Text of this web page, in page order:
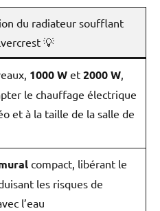
du radiateur soufflant
💡
1000 W et 2000 W,
le chauffage électrique
et à la taille de la salle de
compact, libérant le
les risques de
l’eau